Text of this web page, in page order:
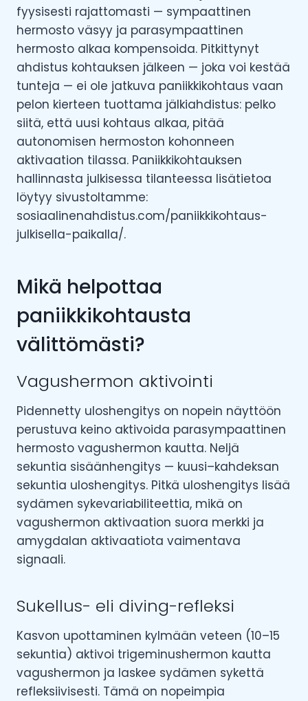
fyysisesti rajattomasti — sympaattinen
hermosto väsyy ja parasympaattinen
hermosto alkaa kompensoida. Pitkittynyt
ahdistus kohtauksen jälkeen — joka voi kestää
tunteja — ei ole jatkuva paniikkikohtaus vaan
pelon kierteen tuottama jälkiahdistus: pelko
siitä, että uusi kohtaus alkaa, pitää
autonomisen hermoston kohonneen
aktivaation tilassa. Paniikkikohtauksen
hallinnasta julkisessa tilanteessa lisätietoa
löytyy sivustoltamme:
sosiaalinenahdistus.com/paniikkikohtaus-
julkisella-paikalla/.
Mikä helpottaa
paniikkikohtausta
välittömästi?
Vagushermon aktivointi
Pidennetty uloshengitys on nopein näyttöön
perustuva keino aktivoida parasympaattinen
hermosto vagushermon kautta. Neljä
sekuntia sisäänhengitys — kuusi–kahdeksan
sekuntia uloshengitys. Pitkä uloshengitys lisää
sydämen sykevariabiliteettia, mikä on
vagushermon aktivaation suora merkki ja
amygdalan aktivaatiota vaimentava
signaali.
Sukellus- eli diving-refleksi
Kasvon upottaminen kylmään veteen (10–15
sekuntia) aktivoi trigeminushermon kautta
vagushermon ja laskee sydämen sykettä
refleksiivisesti. Tämä on nopeimpia